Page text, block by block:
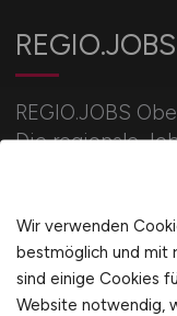
REGIO.JOBS
REGIO.JOBS
Die regionale
Aktuelle
Für
Wir verwenden
bestmöglich und mit
sind einige Cookies
Website notwendig,